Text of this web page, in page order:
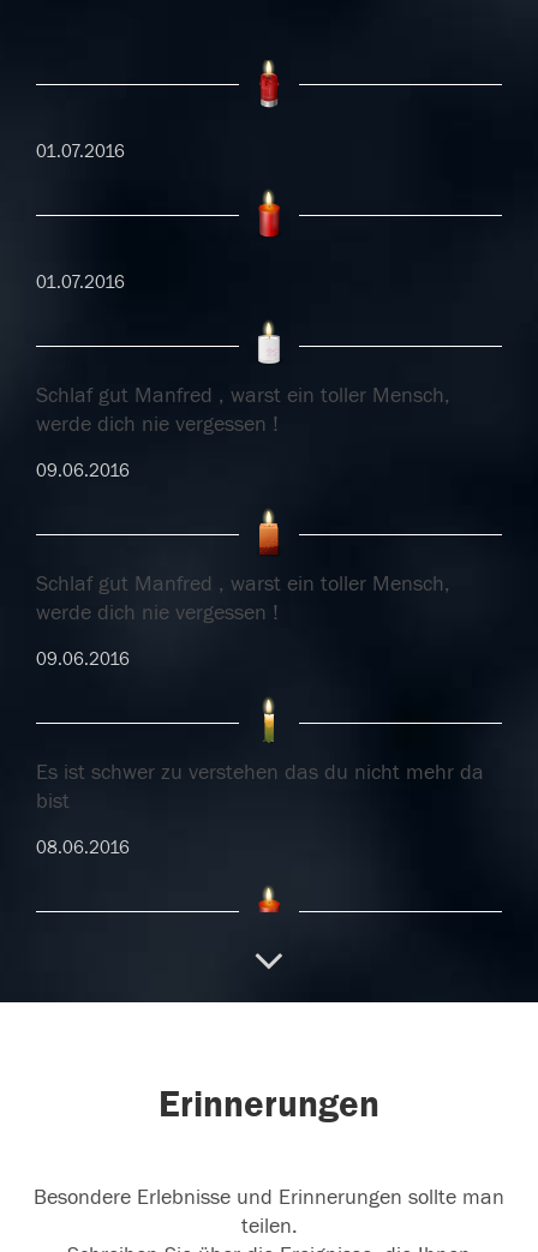
01.07.2016
01.07.2016
Schlaf gut Manfred , warst ein toller Mensch,
werde dich nie vergessen !
09.06.2016
Schlaf gut Manfred , warst ein toller Mensch,
werde dich nie vergessen !
09.06.2016
Es ist schwer zu verstehen das du nicht mehr da
bist
08.06.2016
Es ist schwer zu verstehen das du nicht mehr da
Erinnerungen
Besondere Erlebnisse und Erinnerungen sollte man
teilen.